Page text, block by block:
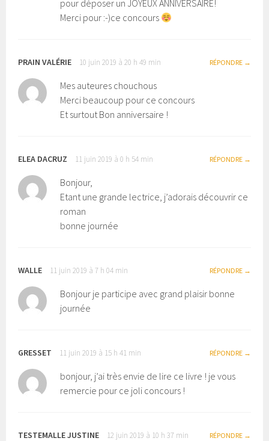
pour déposer un JOYEUX ANNIVERSAIRE!
Merci pour :-)ce concours
PRAIN VALÉRIE 10 juin 2019 à 20 h 49 min RÉPONDRE
Mes auteures chouchous
Merci beaucoup pour ce concours
Et surtout Bon anniversaire !
ELEA DACRUZ 11 juin 2019 à 0 h 54 min RÉPONDRE
Bonjour,
Etant une grande lectrice, j’adorais découvrir ce
roman
bonne journée
WALLE 11 juin 2019 à 7 h 04 min RÉPONDRE
Bonjour je participe avec grand plaisir bonne
journée
GRESSET 11 juin 2019 à 15 h 41 min RÉPONDRE
bonjour, j’ai très envie de lire ce livre ! je vous
remercie pour ce joli concours !
TESTEMALLE JUSTINE 12 juin 2019 à 10 h 37 min RÉPONDRE